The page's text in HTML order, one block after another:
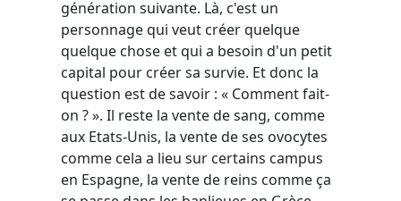
génération suivante. Là, c'est un
personnage qui veut créer quelque
quelque chose et qui a besoin d'un petit
capital pour créer sa survie. Et donc la
question est de savoir : « Comment fait-
on ? ». Il reste la vente de sang, comme
aux Etats-Unis, la vente de ses ovocytes
comme cela a lieu sur certains campus
en Espagne, la vente de reins comme ça